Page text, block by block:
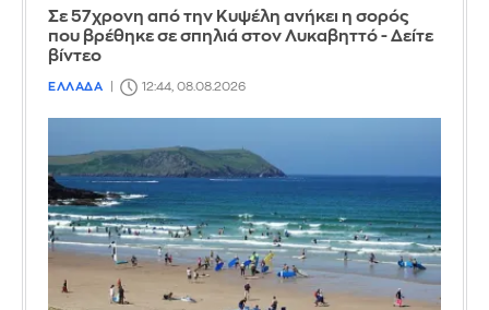
Σε 57χρονη από την Κυψέλη ανήκει η σορός
που βρέθηκε σε σπηλιά στον Λυκαβηττό - Δείτε
βίντεο
ΕΛΛΑΔΑ 12:44, 08.08.2026